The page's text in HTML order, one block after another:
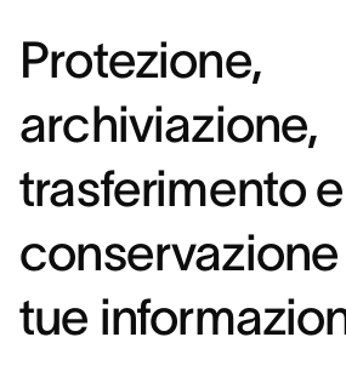
Protezione,
archiviazione,
trasferimento e
tue